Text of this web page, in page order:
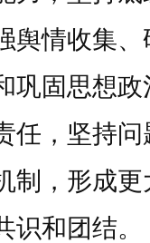
舆情收集
巩固思想
任，坚持
制，形成
和团结。